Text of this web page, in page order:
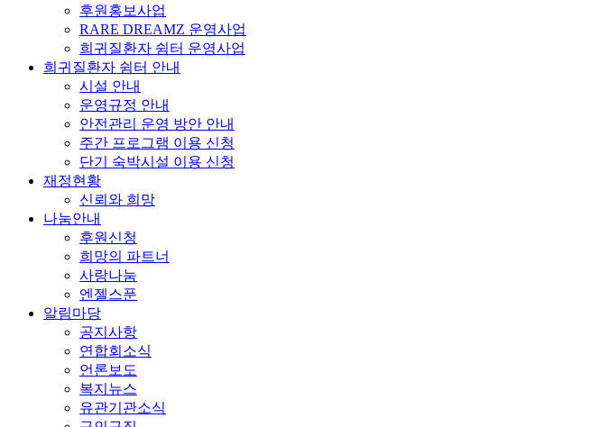
후원홍보사업
RARE DREAMZ 운영사업
희귀질환자 쉼터 운영사업
희귀질환자 쉼터 안내
시설 안내
운영규정 안내
안전관리 운영 방안 안내
주간 프로그램 이용 신청
단기 숙박시설 이용 신청
재정현황
신뢰와 희망
나눔안내
후원신청
희망의 파트너
사랑나눔
엔젤스푼
알림마당
공지사항
연합회소식
언론보도
복지뉴스
유관기관소식